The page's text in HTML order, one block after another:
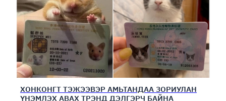
ХОНКОНГТ ТЭЖЭЭВЭР АМЬТАНДАА ЗОРИУЛАН
ҮНЭМЛЭХ АВАХ ТРЭНД ДЭЛГЭРЧ БАЙНА